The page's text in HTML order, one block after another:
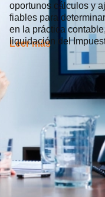
oportunos cálculos y
fiables para
en la práctica
liquidación del
Leer más